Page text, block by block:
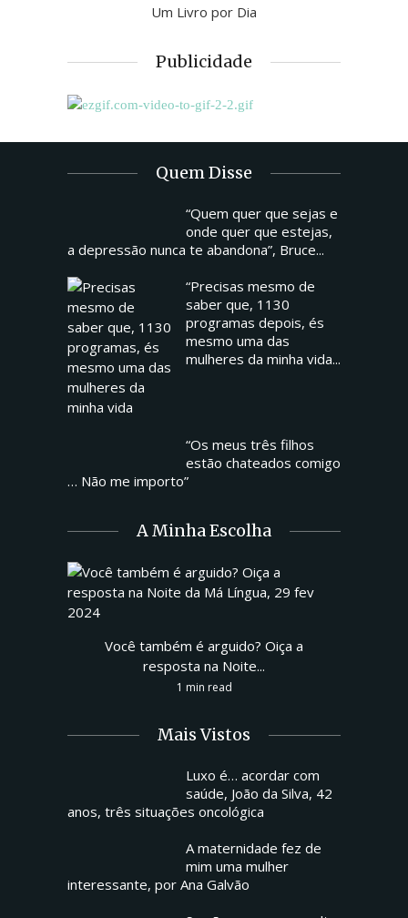
Um Livro por Dia
Publicidade
Quem Disse
“Quem quer que sejas e
onde quer que estejas,
a depressão nunca te abandona”, Bruce...
“Precisas mesmo de
saber que, 1130
programas depois, és
mesmo uma das
mulheres da minha vida...
“Os meus três filhos
estão chateados comigo
… Não me importo”
A Minha Escolha
Você também é arguido? Oiça a
resposta na Noite...
1 min read
Mais Vistos
Luxo é… acordar com
saúde, João da Silva, 42
anos, três situações oncológica
A maternidade fez de
mim uma mulher
interessante, por Ana Galvão